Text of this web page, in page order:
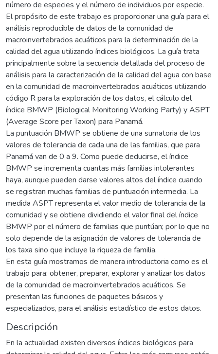
número de especies y el número de individuos por especie.
El propósito de este trabajo es proporcionar una guía para el
análisis reproducible de datos de la comunidad de
macroinvertebrados acuáticos para la determinación de la
calidad del agua utilizando índices biológicos. La guía trata
principalmente sobre la secuencia detallada del proceso de
análisis para la caracterización de la calidad del agua con base
en la comunidad de macroinvertebrados acuáticos utilizando
código R para la exploración de los datos, el cálculo del
índice BMWP (Biological Monitoring Working Party) y ASPT
(Average Score per Taxon) para Panamá.
La puntuación BMWP se obtiene de una sumatoria de los
valores de tolerancia de cada una de las familias, que para
Panamá van de 0 a 9. Como puede deducirse, el índice
BMWP se incrementa cuantas más familias intolerantes
haya, aunque pueden darse valores altos del índice cuando
se registran muchas familias de puntuación intermedia. La
medida ASPT representa el valor medio de tolerancia de la
comunidad y se obtiene dividiendo el valor final del índice
BMWP por el número de familias que puntúan; por lo que no
solo depende de la asignación de valores de tolerancia de
los taxa sino que incluye la riqueza de familia.
En esta guía mostramos de manera introductoria como es el
trabajo para: obtener, preparar, explorar y analizar los datos
de la comunidad de macroinvertebrados acuáticos. Se
presentan las funciones de paquetes básicos y
especializados, para el análisis estadístico de estos datos.
Descripción
En la actualidad existen diversos índices biológicos para